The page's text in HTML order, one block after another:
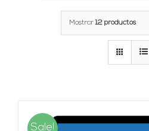
Mostrar12 productos
Sale!